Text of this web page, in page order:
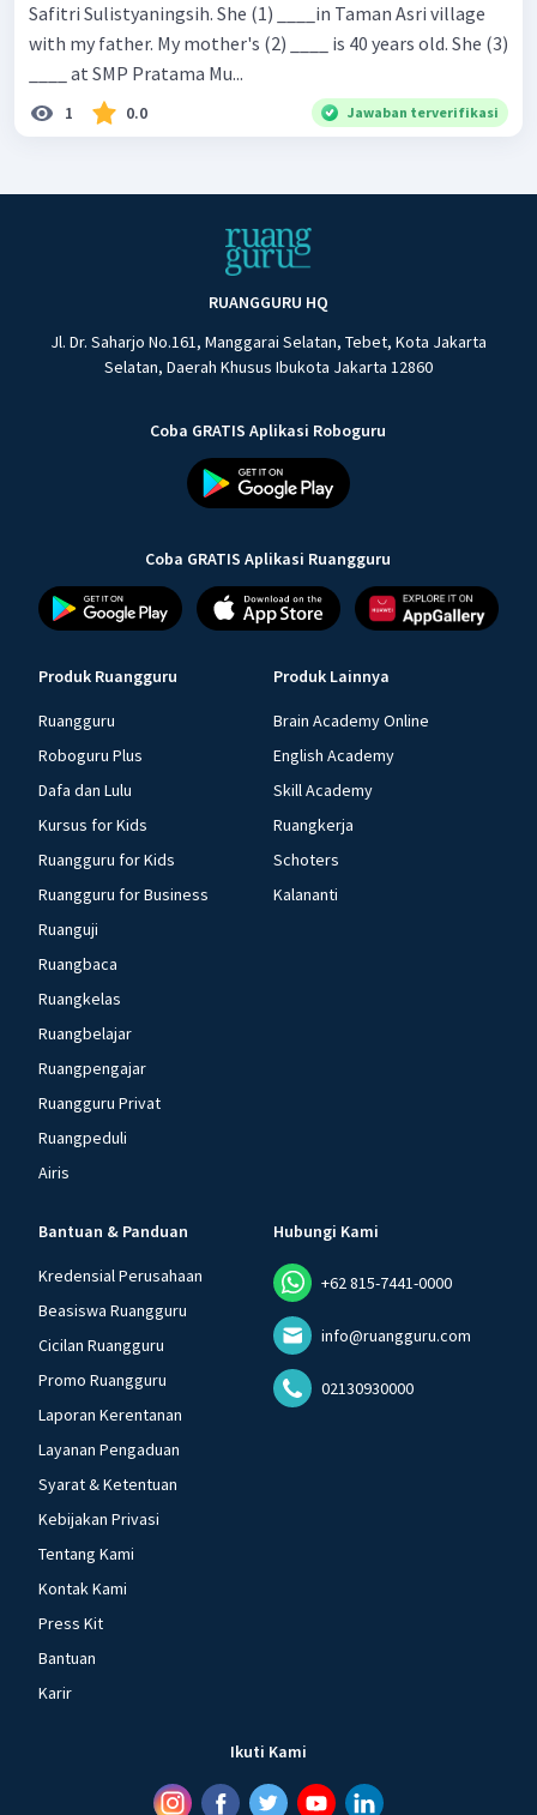
Safitri Sulistyaningsih. She (1) ____in Taman Asri village
with my father. My mother's (2) ____ is 40 years old. She (3)
____ at SMP Pratama Mu...
1 0.0 Jawaban terverifikasi
RUANGGURU HQ
Jl. Dr. Saharjo No.161, Manggarai Selatan, Tebet, Kota Jakarta
Selatan, Daerah Khusus Ibukota Jakarta 12860
Coba GRATIS Aplikasi Roboguru
Coba GRATIS Aplikasi Ruangguru
Produk Ruangguru
Ruangguru
Roboguru Plus
Dafa dan Lulu
Kursus for Kids
Ruangguru for Kids
Ruangguru for Business
Ruanguji
Ruangbaca
Ruangkelas
Ruangbelajar
Ruangpengajar
Ruangguru Privat
Ruangpeduli
Airis
Produk Lainnya
Brain Academy Online
English Academy
Skill Academy
Ruangkerja
Schoters
Kalananti
Bantuan & Panduan
Kredensial Perusahaan
Beasiswa Ruangguru
Cicilan Ruangguru
Promo Ruangguru
Laporan Kerentanan
Layanan Pengaduan
Syarat & Ketentuan
Kebijakan Privasi
Tentang Kami
Kontak Kami
Press Kit
Bantuan
Karir
Hubungi Kami
+62 815-7441-0000
info@ruangguru.com
02130930000
Ikuti Kami